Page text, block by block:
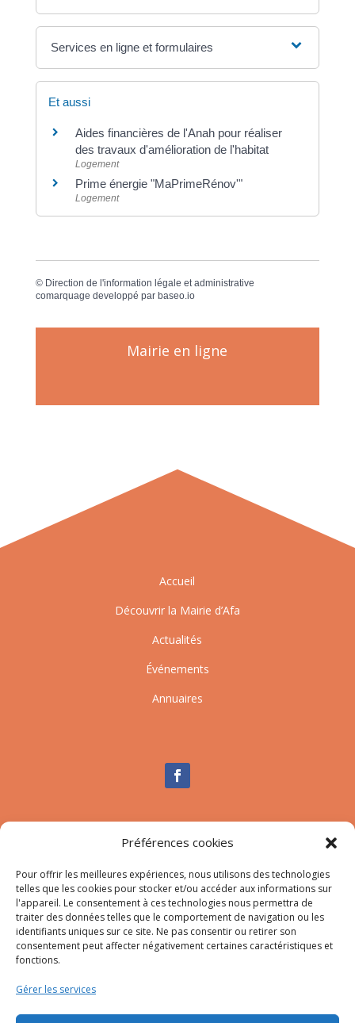
Préférences cookies
Pour offrir les meilleures expériences, nous utilisons des technologies
telles que les cookies pour stocker et/ou accéder aux informations sur
l'appareil. Le consentement à ces technologies nous permettra de
traiter des données telles que le comportement de navigation ou les
identifiants uniques sur ce site. Ne pas consentir ou retirer son
consentement peut affecter négativement certaines caractéristiques et
fonctions.
Gérer les services
Services en ligne et formulaires
Et aussi
Aides financières de l'Anah pour réaliser
des travaux d'amélioration de l'habitat
Logement
Prime énergie "MaPrimeRénov'"
Logement
© Direction de l'information légale et administrative
comarquage developpé par baseo.io
Mairie en ligne
Accueil
Découvrir la Mairie d’Afa
Actualités
Événements
Annuaires
Nous contacter
Mail:secretariat-mairie@afa.corsica
Adresse :785 Strada d’Afà – Merria 20167 Afa
© 2023 Mairie d’Afa – Réalisation